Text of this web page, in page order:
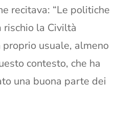
recitava: “Le politiche
rischio la Civiltà
proprio usuale, almeno
contesto, che ha
una buona parte dei